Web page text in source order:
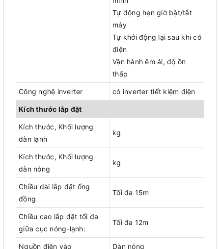
Tự động hẹn giờ bật/tắt
máy
Tự khởi động lại sau khi có
điện
Vận hành êm ái, độ ồn
thấp
Công nghệ inverter có inverter tiết kiệm điện
Kích thước lắp đặt
Kích thước, Khối lượng
dàn lạnh
kg
Kích thước, Khối lượng
dàn nóng
kg
Chiều dài lắp đặt ống
đồng
Tối đa 15m
Chiều cao lắp đặt tối đa
giữa cục nóng-lạnh:
Tối đa 12m
Nguồn điện vào Dàn nóng